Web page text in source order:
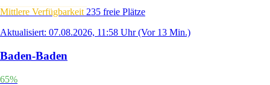
Mittlere Verfügbarkeit 235 freie Plätze
Aktualisiert: 07.08.2026, 11:58 Uhr(Vor 13 Min.)
Baden-Baden
65%